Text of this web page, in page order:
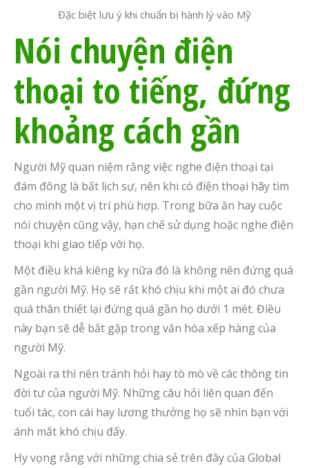
Đặc biệt lưu ý khi chuẩn bị hành lý vào Mỹ
Nói chuyện điện
thoại to tiếng, đứng
khoảng cách gần
Người Mỹ quan niệm rằng việc nghe điện thoại tại
đám đông là bất lịch sự, nên khi có điện thoại hãy tìm
cho mình một vị trí phù hợp. Trong bữa ăn hay cuộc
nói chuyện cũng vậy, hạn chế sử dụng hoặc nghe điện
thoại khi giao tiếp với họ.
Một điều khá kiêng kỵ nữa đó là không nên đứng quá
gần người Mỹ. Họ sẽ rất khó chịu khi một ai đó chưa
quá thân thiết lại đứng quá gần họ dưới 1 mét. Điều
này bạn sẽ dễ bắt gặp trong văn hóa xếp hàng của
người Mỹ.
Ngoài ra thì nên tránh hỏi hay tò mò về các thông tin
đời tư của người Mỹ. Những câu hỏi liên quan đến
tuổi tác, con cái hay lương thưởng họ sẽ nhìn bạn với
ánh mắt khó chịu đấy.
Hy vọng rằng với những chia sẻ trên đây của Global